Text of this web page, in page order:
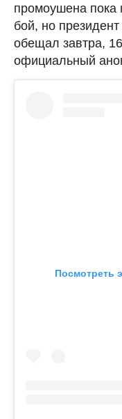
промоушена пока
бой, но
обещал завтра,
официальный
Посмотреть